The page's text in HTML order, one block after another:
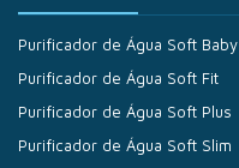
Purificador de Água Soft Baby
Purificador de Água Soft Fit
Purificador de Água Soft Plus
Purificador de Água Soft Slim